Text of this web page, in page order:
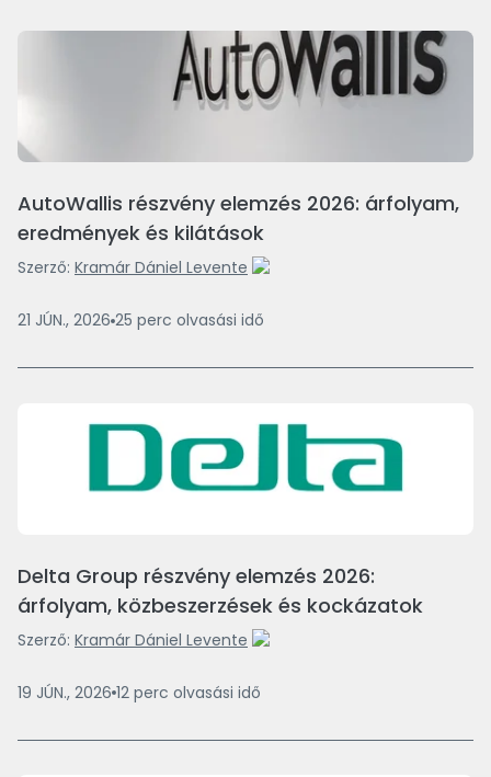
AutoWallis részvény elemzés 2026: árfolyam,
eredmények és kilátások
Szerző: Kramár Dániel Levente
21 JÚN., 2026 25 perc olvasási idő
Delta Group részvény elemzés 2026:
árfolyam, közbeszerzések és kockázatok
Szerző: Kramár Dániel Levente
19 JÚN., 2026 12 perc olvasási idő